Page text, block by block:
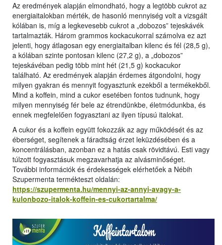
Az eredmények alapján elmondható, hogy a legtöbb cukrot az
energiaitalokban mérték, de hasonló mennyiség volt a vizsgált
kólában is, míg a legkevesebb cukrot a „dobozos” tejeskávék
tartalmazták. Három grammos kockacukorral számolva ez azt
jelenti, hogy átlagosan egy energiaitalban kilenc és fél (28,5 g),
a kólában szinte pontosan kilenc (27,2 g), a „dobozos”
tejeskávéban pedig több mint hét (21,5 g) kockacukor
található. Az eredmények alapján érdemes átgondolni, hogy
milyen gyakran és mennyit fogyasztunk ezekből a termékekből.
Mind a koffein, mind a cukor esetében fontos tudnunk, hogy
milyen mennyiség fér bele az étrendünkbe, életmódunkba, és
ennek megfelelően fogyasztani az ilyen típusú italokat.
A cukor és a koffein együtt fokozzák az agy működését és az
éberséget, segítenek a fáradtság érzet leküzdésében és a
koncentrálásban, azonban ez a hatás csak rövidtávú. Esti vagy
túlzott fogyasztásuk megzavarhatja az alvásminőséget.
További információk és érdekességek elérhetőek a Nébih
Szupermenta termékteszt oldalán:
https://szupermenta.hu/mennyi-az-annyi-avagy-a-
kulonbozo-italok-koffein-es-cukortartalma/